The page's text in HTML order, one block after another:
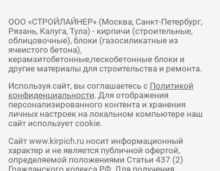
ООО «СТРОЙЛАЙНЕР» (Москва, Санкт-Петербург,
Рязань, Калуга, Тула) - кирпичи (строительные,
облицовочные), блоки (газосиликатные из
ячеистого бетона),
керамзитобетонные,пескобетонные блоки и
другие материалы для строительства и ремонта.
Используя сайт, вы соглашаетесь с Политикой
конфиденциальности. Для отображения
персонализированного контента и хранения
личных настроек на локальном компьютере наш
сайт использует cookie.
Сайт www.kirpich.ru носит информационный
характер и не является публичной офертой,
определяемой положениями Статьи 437 (2)